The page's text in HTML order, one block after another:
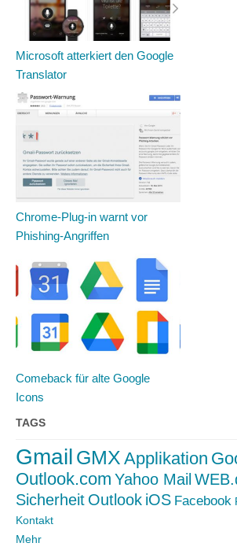
Microsoft atterkiert den Google
Translator
Chrome-Plug-in warnt vor
Phishing-Angriffen
Comeback für alte Google
Icons
TAGS
Gmail GMX Applikation
Outlook.com Yahoo Mail
Sicherheit Outlook iOS Facebook
Kontakt
Mehr